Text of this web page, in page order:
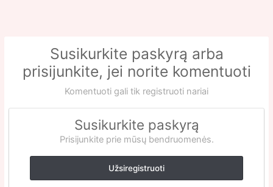
Susikurkite paskyrą arba
prisijunkite, jei norite komentuoti
Komentuoti gali tik registruoti nariai
Susikurkite paskyrą
Prisijunkite prie mūsų bendruomenės.
Užsiregistruoti